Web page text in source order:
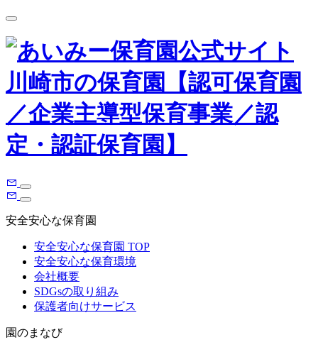
安全安心な保育園
安全安心な保育園 TOP
安全安心な保育環境
会社概要
SDGsの取り組み
保護者向けサービス
園のまなび